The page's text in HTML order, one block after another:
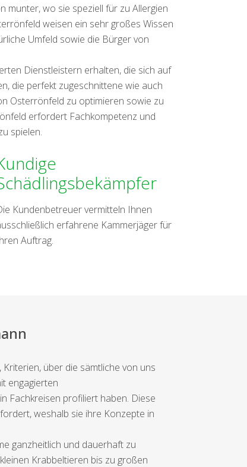
munter, wo sie speziell für zu Allergien
weisen ein sehr großes Wissen
Umfeld sowie die Bürger von
Dienstleistern erhalten, die sich auf
die perfekt zugeschnittene wie auch
Osterrönfeld zu optimieren sowie zu
erfordert Fachkompetenz und
spielen.
Kundenbetreuer vermitteln Ihnen
erfahrene Kammerjäger für
Auftrag.
über die sämtliche von uns
engagierten
Fachkreisen profiliert haben. Diese
weshalb sie ihre Konzepte in
ganzheitlich und dauerhaft zu
Krabbeltieren bis zu großen